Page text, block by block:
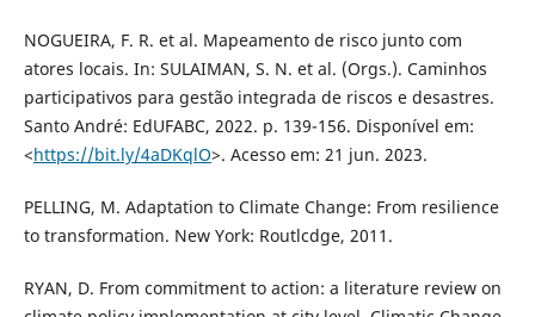
NOGUEIRA, F. R. et al. Mapeamento de risco junto com
atores locais. In: SULAIMAN, S. N. et al. (Orgs.). Caminhos
participativos para gestão integrada de riscos e desastres.
Santo André: EdUFABC, 2022. p. 139-156. Disponível em:
<https://bit.ly/4aDKqlO>. Acesso em: 21 jun. 2023.
PELLING, M. Adaptation to Climate Change: From resilience
to transformation. New York: Routlcdge, 2011.
RYAN, D. From commitment to action: a literature review on